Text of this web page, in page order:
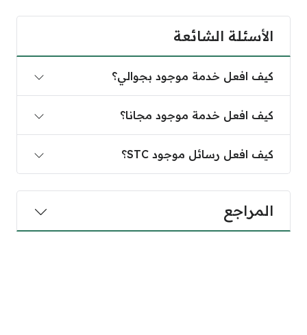
الأسئلة الشائعة
كيف افعل خدمة موجود بجوالي؟
كيف افعل خدمة موجود مجانا؟
كيف افعل رسائل موجود STC؟
المراجع